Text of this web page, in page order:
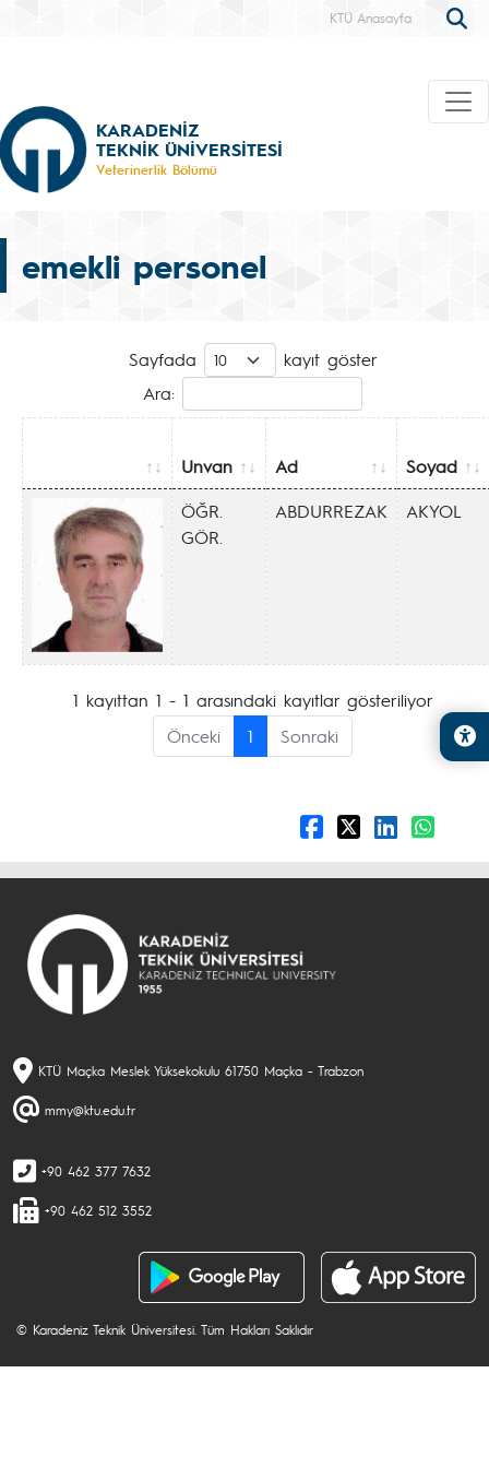
KTÜ Anasayfa
KARADENİZ
TEKNİK ÜNİVERSİTESİ
Veterinerlik Bölümü
emekli personel
Sayfada
kayıt göster
Ara:
Unvan Ad
Soyad
ÖĞR.
GÖR.
ABDURREZAK AKYOL
1 kayıttan 1 - 1 arasındaki kayıtlar gösteriliyor
Önceki
1 Sonraki
KTÜ Maçka Meslek Yüksekokulu 61750 Maçka - Trabzon
mmy@ktu.edu.tr
+90 462 377 7632
+90 462 512 3552
© Karadeniz Teknik Üniversitesi. Tüm Hakları Saklıdır